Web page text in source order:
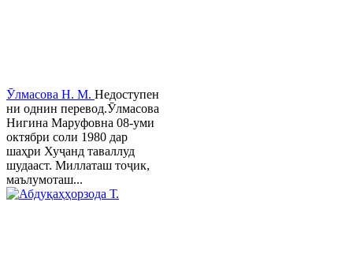
Ӯлмасова Н. М. Недоступен
ни однин перевод.Ӯлмасова
Нигина Маруфовна 08-уми
октябри соли 1980 дар
шаҳри Хуҷанд таваллуд
шудааст. Миллаташ тоҷик,
маълумоташ...